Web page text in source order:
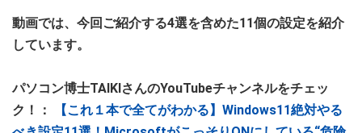
動画では、今回ご紹介する4選を含めた11個の設定を紹介
しています。
パソコン博士TAIKIさんのYouTubeチャンネルをチェッ
ク！：
【これ１本で全てがわかる】Windows11絶対やる